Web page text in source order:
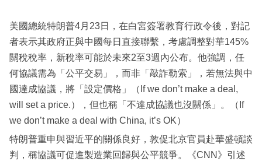
區
美國總統特朗普4月23日，在白宮簽署教育行政令後，對記
者表示其政府正與中國每日直接聯繫，考慮調整對華145%
關稅稅率，新稅率可能於未來2至3週內公布。他強調，任
何協議需為「公平交易」，而非「敲詐勒索」，若無法與中
國達成協議，將「設定價格」（If we don’t make a deal,
will set a price.），但也稱「不達成協議也沒關係」。（If
we don’t make a deal with China, it’s OK）
特朗普重申與習近平的關係良好，敦促北京官員赴華盛頓談
判，稱協議可促進製造業回歸與公平競爭。《CNN》引述